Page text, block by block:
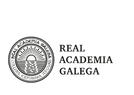
Real Academia Galega